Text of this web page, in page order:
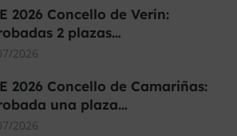
2026 Concello de Verín:
2 plazas…
2026
2026 Concello de Camariñas:
una plaza…
2026